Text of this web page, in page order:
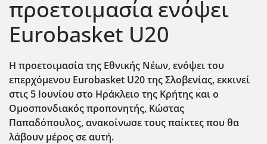
προετοιμασία ενόψει
Eurobasket U20
Η προετοιμασία της Εθνικής Νέων, ενόψει του
επερχόμενου Eurobasket U20 της Σλοβενίας, εκκινεί
στις 5 Ιουνίου στο Ηράκλειο της Κρήτης και ο
Ομοσπονδιακός προπονητής, Κώστας
Παπαδόπουλος, ανακοίνωσε τους παίκτες που θα
λάβουν μέρος σε αυτή.